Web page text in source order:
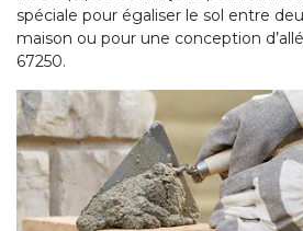
spéciale pour égaliser le sol entre
maison ou pour une conception
67250.